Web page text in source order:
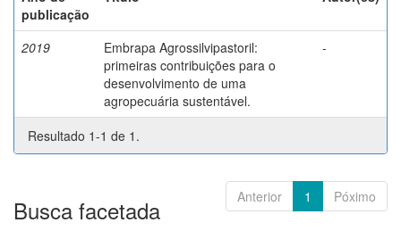
publicação
2019
Embrapa Agrossilvipastoril:
primeiras contribuições para o
desenvolvimento de uma
agropecuária sustentável.
-
Resultado 1-1 de 1.
Anterior 1 Póximo
Busca facetada